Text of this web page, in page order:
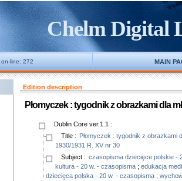
Chelm Digital
line: 272 MAIN
Edition description
Płomyczek : tygodnik z obrazkami dla
Dublin Core ver.1.1 :
Title : Płomyczek : tygodnik z obrazkami
1930/1931 R. XV nr 30
Subject : czasopisma dziecięce polskie -
kultura - 20 w. - czasopisma; edukacja
dziecięca polska - 20 w. - czasopisma;